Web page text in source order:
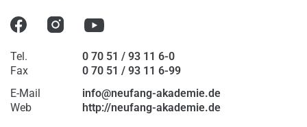
Tel.
0 70 51 / 93 11 6-0
Fax
0 70 51 / 93 11 6-99
E-Mail
info@neufang-akademie.de
Web
http://neufang-akademie.de